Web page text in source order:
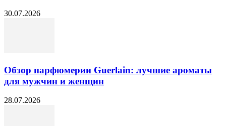
30.07.2026
Обзор парфюмерии Guerlain: лучшие ароматы
для мужчин и женщин
28.07.2026